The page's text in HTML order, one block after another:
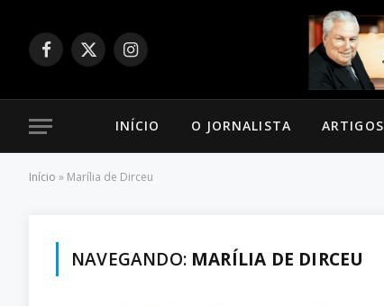
Facebook
X
Instagram
INÍCIO O JORNALISTA ARTIGOS
Início » Marília de Dirceu
NAVEGANDO: MARÍLIA DE DIRCEU